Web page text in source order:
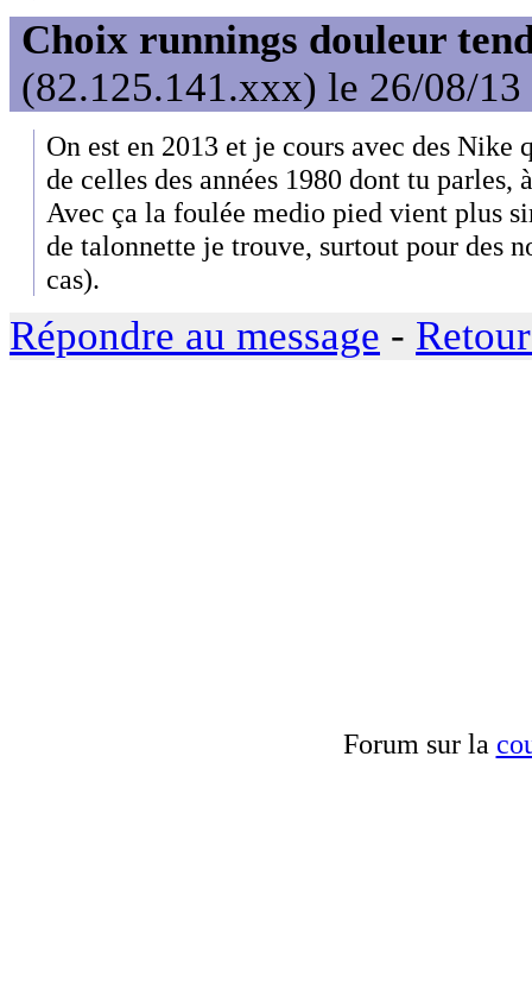
Choix runnings douleur
(82.125.141.xxx) le 26/08/13
On est en 2013 et je cours avec des Nike
de celles des années 1980 dont tu parles,
Avec ça la foulée medio pied vient plus
de talonnette je trouve, surtout pour des
cas).
Répondre au message -
Forum sur la